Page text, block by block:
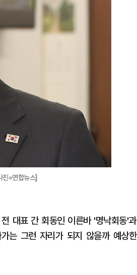
진=연합뉴스]
대표 간 회동인 이른바 '명낙회동'과
는 그런 자리가 되지 않을까 예상한